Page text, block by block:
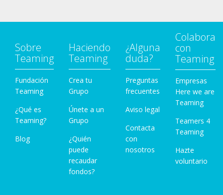
Sobre
Teaming
Fundación
Teaming
¿Qué es
Teaming?
Blog
Haciendo
Teaming
Crea tu
Grupo
Únete a un
Grupo
¿Quién
puede
recaudar
fondos?
¿Alguna
duda?
Preguntas
frecuentes
Aviso legal
Contacta
con
nosotros
Colabora
con
Teaming
Empresas
Here we are
Teaming
Teamers 4
Teaming
Hazte
voluntario